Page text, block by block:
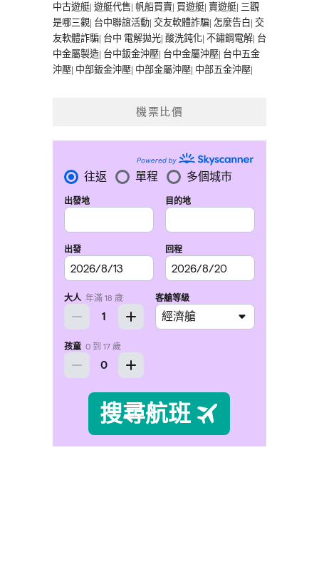
中古遊艇| 遊艇代售| 帆船買賣| 買遊艇| 賣遊艇| 三觀
是哪三觀| 台中聯誼活動| 交友軟體詐騙| 怎麼告白| 交
友軟體詐騙| 台中 電解拋光| 酸洗鈍化| 不鏽鋼電解| 台
中金屬製造| 台中鈑金沖壓| 台中金屬沖壓| 台中五金
沖壓| 中部鈑金沖壓| 中部金屬沖壓| 中部五金沖壓|
機票比價